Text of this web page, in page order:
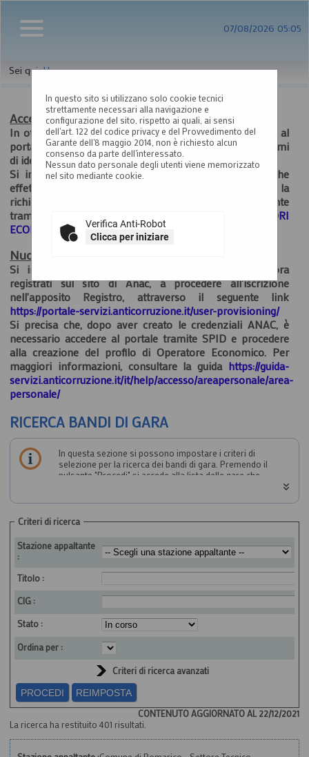
07/08/2026 05:05
Sei qui: Home
In questo sito si utilizzano solo cookie tecnici
strettamente necessari alla navigazione e
configurazione del sito, rispetto ai quali, ai sensi
dell'art. 122 del codice privacy e del Provvedimento del
Garante dell'8 maggio 2014, non è richiesto alcun
consenso da parte dell'interessato.
Nessun dato personale degli utenti viene memorizzato
nel sito mediante cookie.
Verifica Anti-Robot
Clicca per iniziare
Accesso al Portale Gare con SPID/CIE: istruzioni
In ottemperanza alle normative vigenti AgID, l'accesso al
portale gare è consentito esclusivamente tramite i sistemi
di identità digitale.
Si invitano pertanto gli OO.EE. registrati al portale che
effettuano il primo accesso con SPID/CIE, ad inviare la
richiesta di collegamento dell'utenza esclusivamente
tramite la funzione
"ASSISTENZA OPERATORI
ECONOMICI.
Nuovo Servizio di Registrazione utenti ANAC
Si invitano tutti gli operatori economici non ancora
registrati sul sito di Anac, a procedere all'iscrizione
nell'apposito Registro, attraverso il seguente link
https://portale-servizi.anticorruzione.it/user-provisioning/
Si precisa che, dopo aver creato le credenziali ANAC, è
necessario accedere al portale tramite SPID e procedere
alla creazione del profilo di Operatore Economico. Per
maggiori informazioni, consultare la guida https://guida-
servizi.anticorruzione.it/it/help/accesso/areapersonale/area-
personale/
RICERCA BANDI DI GARA
In questa sezione si possono impostare i criteri di
selezione per la ricerca dei bandi di gara. Premendo il
pulsante "Procedi" si accede alla lista delle gare che
Criteri di ricerca
Stazione appaltante
:
Titolo :
CIG :
Stato :
Ordina per :
Criteri di ricerca avanzati
CONTENUTO AGGIORNATO AL 22/12/2021
La ricerca ha restituito 401 risultati.